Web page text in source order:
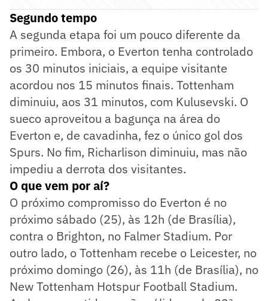
Segundo tempo
A segunda etapa foi um pouco diferente da
primeiro. Embora, o Everton tenha controlado
os 30 minutos iniciais, a equipe visitante
acordou nos 15 minutos finais. Tottenham
diminuiu, aos 31 minutos, com Kulusevski. O
sueco aproveitou a bagunça na área do
Everton e, de cavadinha, fez o único gol dos
Spurs. No fim, Richarlison diminuiu, mas não
impediu a derrota dos visitantes.
O que vem por aí?
O próximo compromisso do Everton é no
próximo sábado (25), às 12h (de Brasília),
contra o Brighton, no Falmer Stadium. Por
outro lado, o Tottenham recebe o Leicester, no
próximo domingo (26), às 11h (de Brasília), no
New Tottenham Hotspur Football Stadium.